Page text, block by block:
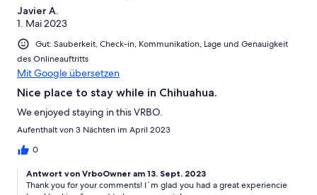
Javier A.
1. Mai 2023
Gut: Sauberkeit, Check-in, Kommunikation, Lage und Genauigkeit
des Onlineauftritts
Mit Google übersetzen
Nice place to stay while in Chihuahua.
We enjoyed staying in this VRBO.
Aufenthalt von 3 Nächten im April 2023
0
Antwort von VrboOwner am 13. Sept. 2023
Thank you for your comments! I´m glad you had a great experiencie